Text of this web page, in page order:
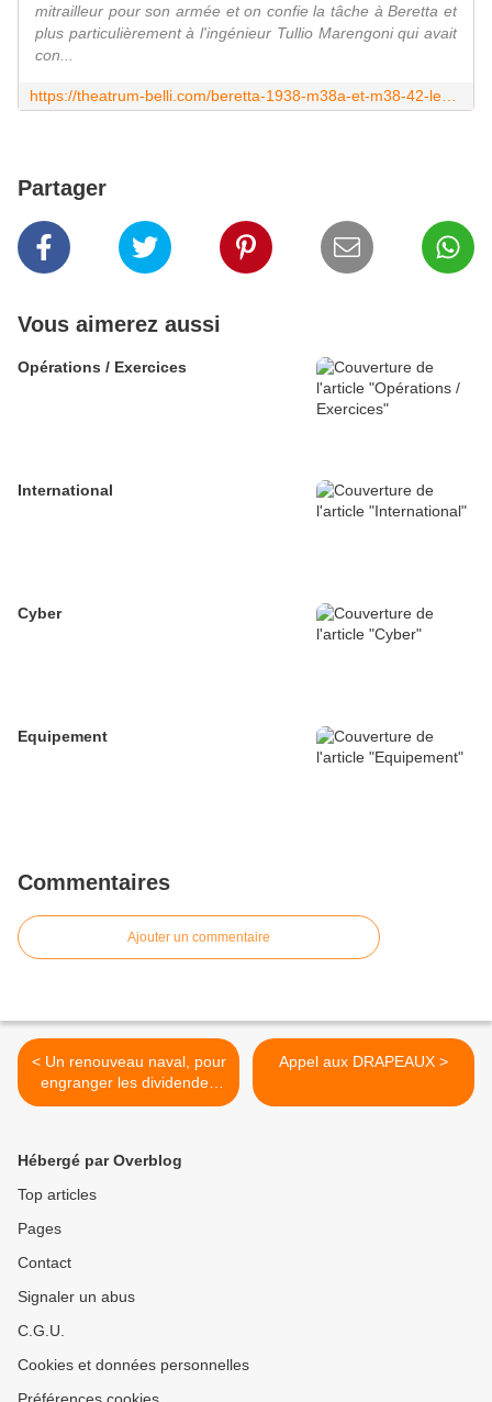
mitrailleur pour son armée et on confie la tâche à Beretta et
plus particulièrement à l'ingénieur Tullio Marengoni qui avait
con...
Partager
Vous aimerez aussi
Opérations / Exercices
International
Cyber
Equipement
Commentaires
Ajouter un commentaire
< Un renouveau naval, pour
engranger les dividendes
de la réassurance, par le
Appel aux DRAPEAUX >
Hébergé par Overblog
Top articles
Pages
Contact
Signaler un abus
C.G.U.
Cookies et données personnelles